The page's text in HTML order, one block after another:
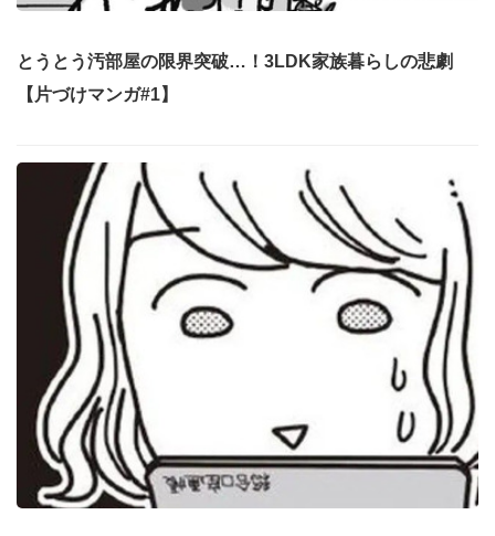
とうとう汚部屋の限界突破…！3LDK家族暮らしの悲劇
【片づけマンガ#1】